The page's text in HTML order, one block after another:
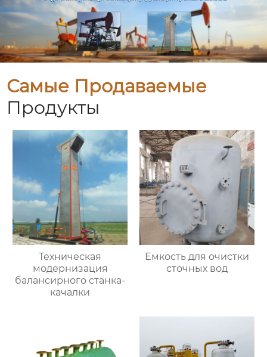
Самые Продаваемые
Продукты
Техническая
модернизация
балансирного станка-
качалки
Емкость для очистки
сточных вод